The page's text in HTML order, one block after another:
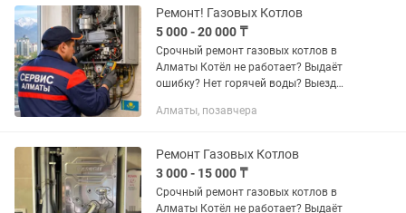
Замена...
Ремонт! Газовых Котлов
5 000 - 20 000 ₸
Срочный ремонт газовых котлов в
Алматы Котёл не работает? Выдаёт
ошибку? Нет горячей воды? Выезд
Быстро находим причину
лишних...
Алматы, позавчера
Ремонт Газовых Котлов
3 000 - 15 000 ₸
Срочный ремонт газовых котлов в
Алматы Котёл не работает? Выдаёт